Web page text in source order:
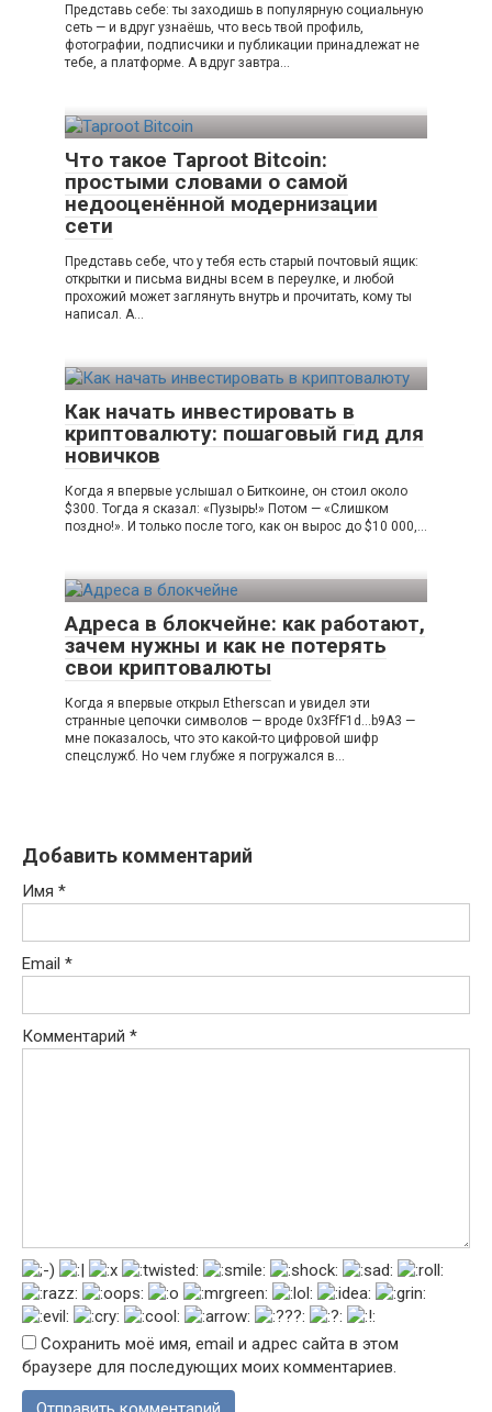
Представь себе: ты заходишь в популярную социальную
сеть — и вдруг узнаёшь, что весь твой профиль,
фотографии, подписчики и публикации принадлежат не
тебе, а платформе. А вдруг завтра…
Что такое Taproot Bitcoin:
простыми словами о самой
недооценённой модернизации
сети
Представь себе, что у тебя есть старый почтовый ящик:
открытки и письма видны всем в переулке, и любой
прохожий может заглянуть внутрь и прочитать, кому ты
написал. А…
Как начать инвестировать в
криптовалюту: пошаговый гид для
новичков
Когда я впервые услышал о Биткоине, он стоил около
$300. Тогда я сказал: «Пузырь!» Потом — «Слишком
поздно!». И только после того, как он вырос до $10 000,…
Адреса в блокчейне: как работают,
зачем нужны и как не потерять
свои криптовалюты
Когда я впервые открыл Etherscan и увидел эти
странные цепочки символов — вроде 0x3FfF1d…b9A3 —
мне показалось, что это какой-то цифровой шифр
спецслужб. Но чем глубже я погружался в…
Добавить комментарий
Имя *
Email *
Комментарий *
Сохранить моё имя, email и адрес сайта в этом
браузере для последующих моих комментариев.